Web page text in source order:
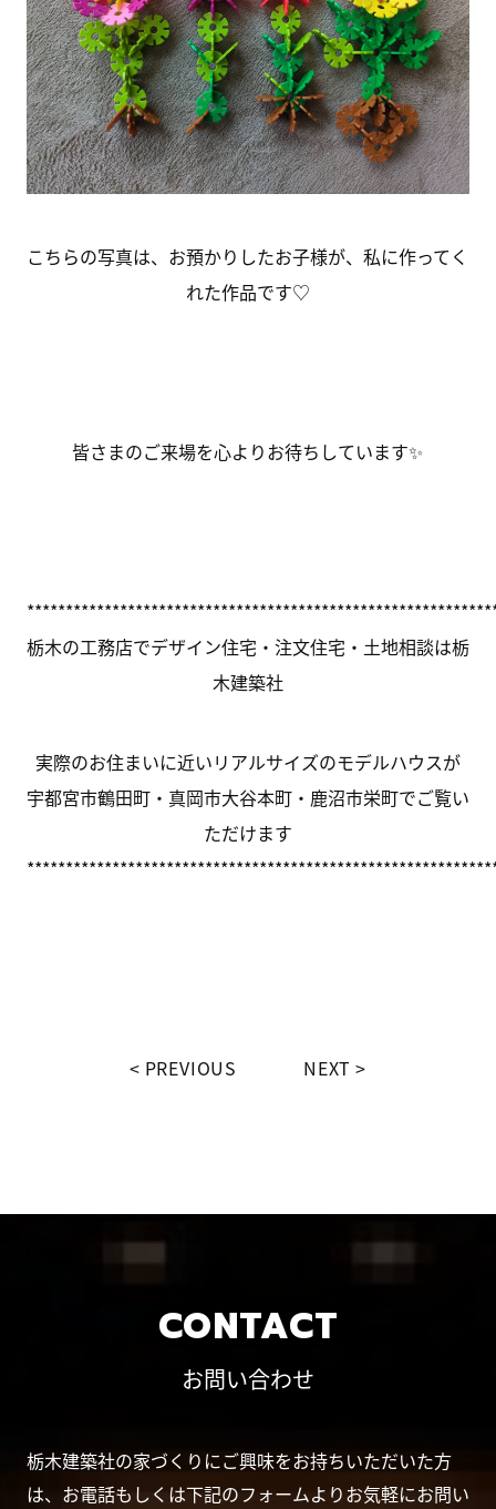
こちらの写真は、お預かりしたお子様が、私に作ってく
れた作品です♡
皆さまのご来場を心よりお待ちしています✨
栃木の工務店でデザイン住宅・注文住宅・土地相談は栃
木建築社
実際のお住まいに近いリアルサイズのモデルハウスが
宇都宮市鶴田町・真岡市大谷本町・鹿沼市栄町でご覧い
ただけます
PREVIOUS NEXT
CONTACT
お問い合わせ
栃木建築社の家づくりにご興味をお持ちいただいた方
は、お電話もしくは下記のフォームよりお気軽にお問い